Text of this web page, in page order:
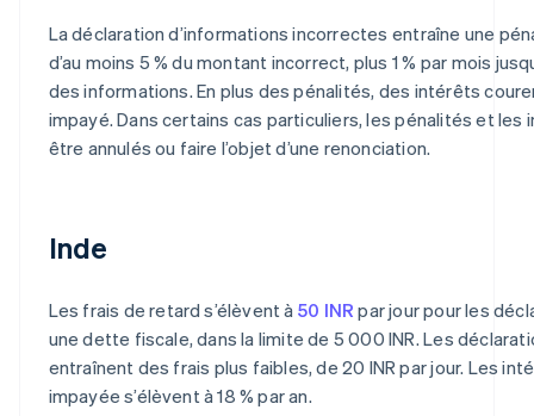
La déclaration d’informations incorrectes entraîne une
d’au moins 5 % du montant incorrect, plus 1 % par mois
des informations. En plus des pénalités, des intérêts
impayé. Dans certains cas particuliers, les pénalités et
être annulés ou faire l’objet d’une renonciation.
Inde
Les frais de retard s’élèvent à 50 INR par jour pour les
une dette fiscale, dans la limite de 5 000 INR. Les
entraînent des frais plus faibles, de 20 INR par jour. Les
impayée s’élèvent à 18 % par an.